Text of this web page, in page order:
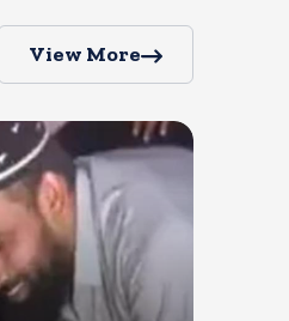
View More